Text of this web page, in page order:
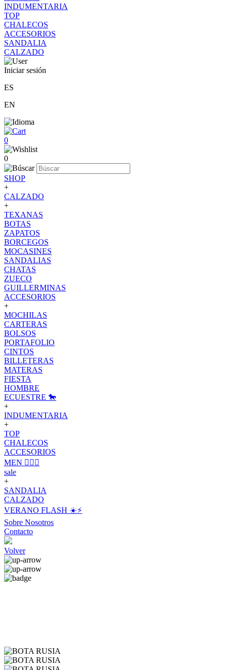
INDUMENTARIA
TOP
CHALECOS
ACCESORIOS
SANDALIA
CALZADO
Iniciar sesión
ES
EN
0
0
SHOP
+
CALZADO
+
TEXANAS
BOTAS
ZAPATOS
BORCEGOS
MOCASINES
SANDALIAS
CHATAS
ZUECO
GUILLERMINAS
ACCESORIOS
+
MOCHILAS
CARTERAS
BOLSOS
PORTAFOLIO
CINTOS
BILLETERAS
MATERAS
FIESTA
HOMBRE
ECUESTRE 🐎
+
INDUMENTARIA
+
TOP
CHALECOS
ACCESORIOS
MEN 🙋🏽‍♂️
sale
+
SANDALIA
CALZADO
VERANO FLASH ☀️⚡️
Sobre Nosotros
Contacto
Volver